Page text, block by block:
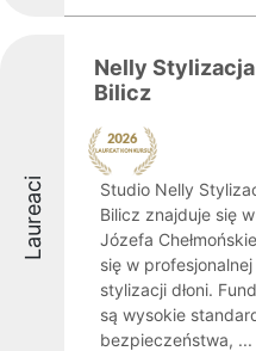
Laureaci
Nelly
Bilicz
Studio Nelly
Bilicz znajduje się
Józefa
się w
stylizacji dłoni.
są wysokie
bezpieczeństwa, ...